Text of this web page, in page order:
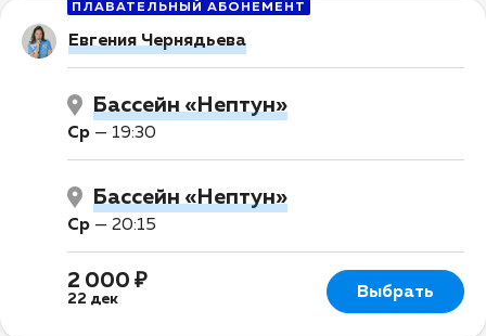
ПЛАВАТЕЛЬНЫЙ АБОНЕМЕНТ
Евгения Чернядьева
Бассейн «Нептун»
Ср — 19:30
Бассейн «Нептун»
Ср — 20:15
2 000 ₽
22 дек Выбрать